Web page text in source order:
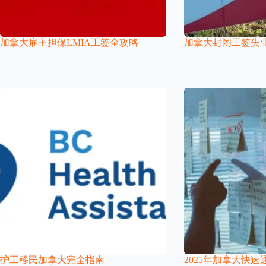
加拿大雇主担保LMIA工签全攻略 加拿大封闭工签失
护工移民加拿大完全指南 2025年加拿大快速